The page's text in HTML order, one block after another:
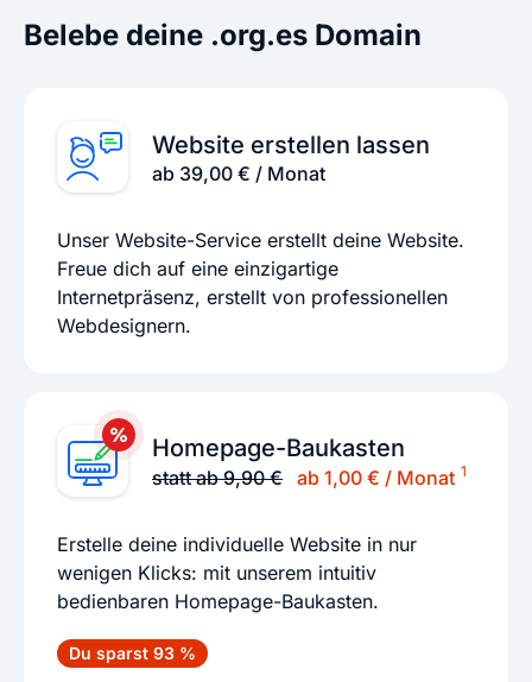
Belebe deine .org.es Domain
Website erstellen lassen
ab 39,00 € / Monat
Unser Website-Service erstellt deine Website.
Freue dich auf eine einzigartige
Internetpräsenz, erstellt von professionellen
Webdesignern.
Homepage-Baukasten
statt ab 9,90 € ab 1,00 € / Monat 1
Erstelle deine individuelle Website in nur
wenigen Klicks: mit unserem intuitiv
bedienbaren Homepage-Baukasten.
Du sparst 93 %